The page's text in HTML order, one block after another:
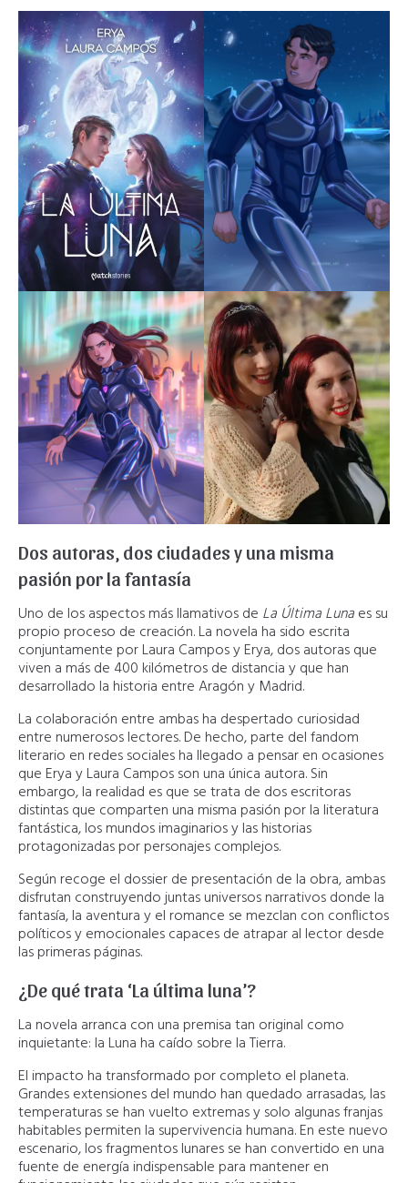
Dos autoras, dos ciudades y una misma
pasión por la fantasía
Uno de los aspectos más llamativos de La Última Lunaes su
propio proceso de creación. La novela ha sido escrita
conjuntamente por Laura Campos y Erya, dos autoras que
viven a más de 400 kilómetros de distancia y que han
desarrollado la historia entre Aragón y Madrid.
La colaboración entre ambas ha despertado curiosidad
entre numerosos lectores. De hecho, parte del fandom
literario en redes sociales ha llegado a pensar en ocasiones
que Erya y Laura Campos son una única autora. Sin
embargo, la realidad es que se trata de dos escritoras
distintas que comparten una misma pasión por la literatura
fantástica, los mundos imaginarios y las historias
protagonizadas por personajes complejos.
Según recoge el dossier de presentación de la obra, ambas
disfrutan construyendo juntas universos narrativos donde la
fantasía, la aventura y el romance se mezclan con conflictos
políticos y emocionales capaces de atrapar al lector desde
las primeras páginas.
¿De qué trata ‘La última luna’?
La novela arranca con una premisa tan original como
inquietante: la Luna ha caído sobre la Tierra.
El impacto ha transformado por completo el planeta.
Grandes extensiones del mundo han quedado arrasadas, las
temperaturas se han vuelto extremas y solo algunas franjas
habitables permiten la supervivencia humana. En este nuevo
escenario, los fragmentos lunares se han convertido en una
fuente de energía indispensable para mantener en